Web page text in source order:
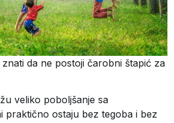
da ne postoji čarobni štapić za
veliko poboljšanje sa
praktično ostaju bez tegoba i bez